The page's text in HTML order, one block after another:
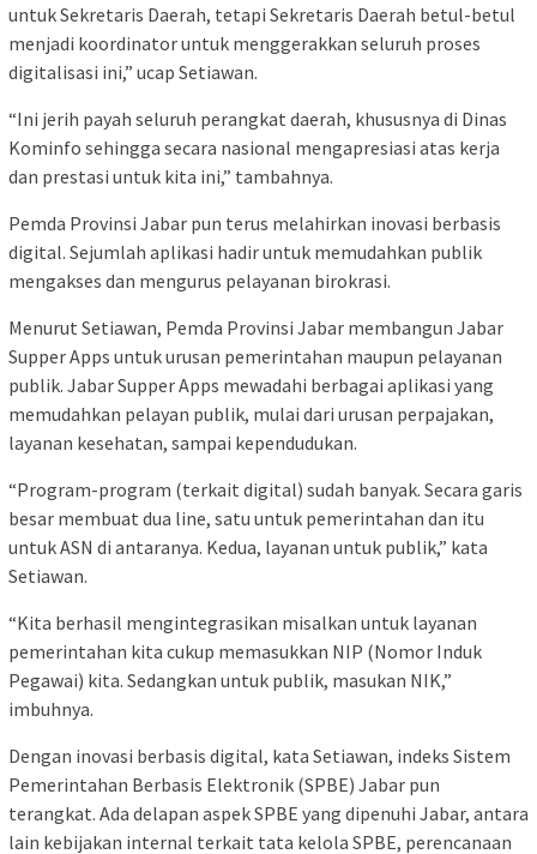
untuk Sekretaris Daerah, tetapi Sekretaris Daerah betul-betul
menjadi koordinator untuk menggerakkan seluruh proses
digitalisasi ini,” ucap Setiawan.
“Ini jerih payah seluruh perangkat daerah, khususnya di Dinas
Kominfo sehingga secara nasional mengapresiasi atas kerja
dan prestasi untuk kita ini,” tambahnya.
Pemda Provinsi Jabar pun terus melahirkan inovasi berbasis
digital. Sejumlah aplikasi hadir untuk memudahkan publik
mengakses dan mengurus pelayanan birokrasi.
Menurut Setiawan, Pemda Provinsi Jabar membangun Jabar
Supper Apps untuk urusan pemerintahan maupun pelayanan
publik. Jabar Supper Apps mewadahi berbagai aplikasi yang
memudahkan pelayan publik, mulai dari urusan perpajakan,
layanan kesehatan, sampai kependudukan.
“Program-program (terkait digital) sudah banyak. Secara garis
besar membuat dua line, satu untuk pemerintahan dan itu
untuk ASN di antaranya. Kedua, layanan untuk publik,” kata
Setiawan.
“Kita berhasil mengintegrasikan misalkan untuk layanan
pemerintahan kita cukup memasukkan NIP (Nomor Induk
Pegawai) kita. Sedangkan untuk publik, masukan NIK,”
imbuhnya.
Dengan inovasi berbasis digital, kata Setiawan, indeks Sistem
Pemerintahan Berbasis Elektronik (SPBE) Jabar pun
terangkat. Ada delapan aspek SPBE yang dipenuhi Jabar, antara
lain kebijakan internal terkait tata kelola SPBE, perencanaan